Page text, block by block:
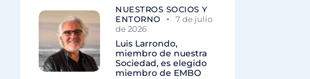
NUESTROS SOCIOS Y
ENTORNO
7 de julio
de 2026
Luis Larrondo,
miembro de nuestra
Sociedad, es elegido
miembro de EMBO